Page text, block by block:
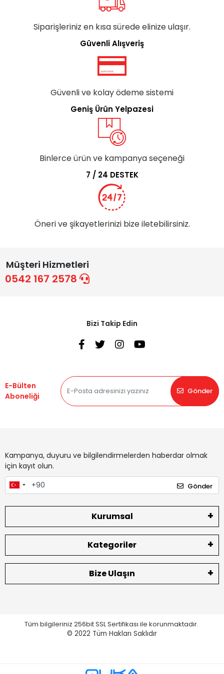
Siparişleriniz en kısa sürede elinize ulaşır.
Güvenli Alışveriş
Güvenli ve kolay ödeme sistemi
Geniş Ürün Yelpazesi
Binlerce ürün ve kampanya seçeneği
7 / 24 DESTEK
Öneri ve şikayetlerinizi bize iletebilirsiniz.
Müşteri Hizmetleri
0542 167 2578
Bizi Takip Edin
E-Bülten
Aboneliği
Gönder
Kampanya, duyuru ve bilgilendirmelerden haberdar olmak
için kayıt olun.
Gönder
Kurumsal
Kategoriler
Bize Ulaşın
Tüm bilgileriniz 256bit SSL Sertifikası ile korunmaktadır.
© 2022 Tüm Hakları Saklıdır